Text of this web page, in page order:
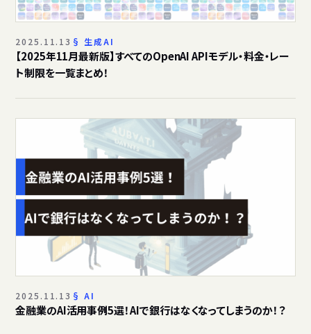
2025.11.13 生成AI
【2025年11月最新版】すべてのOpenAI APIモデル・料金・レー
ト制限を一覧まとめ！
2025.11.13 AI
金融業のAI活用事例5選！AIで銀行はなくなってしまうのか！？